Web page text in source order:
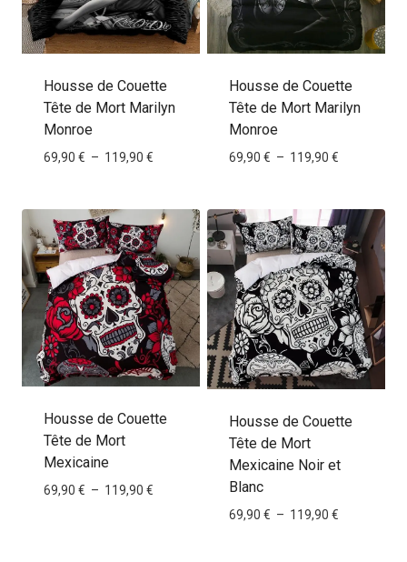
Housse de Couette
Tête de Mort Marilyn
Monroe
69,90 € – 119,90 €
69,90 €
à
119,90 €
Housse de Couette
Tête de Mort Marilyn
Monroe
69,90 € – 119,90 €
69,90 €
à
119,90 €
Housse de Couette
Tête de Mort
Mexicaine
69,90 € – 119,90 €
Housse de Couette
Tête de Mort
Mexicaine Noir et
Blanc
69,90 € – 119,90 €